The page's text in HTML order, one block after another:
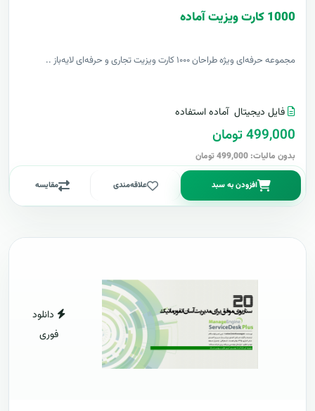
1000 کارت ويزيت آماده
مجموعه حرفه‌ای ویژه طراحان ۱۰۰۰ کارت ویزیت تجاری و حرفه‌ای لایه‌باز ..
فایل دیجیتال آماده استفاده
499,000 تومان
بدون مالیات: 499,000 تومان
افزودن به سبد علاقه‌مندی مقایسه
دانلود
فوری